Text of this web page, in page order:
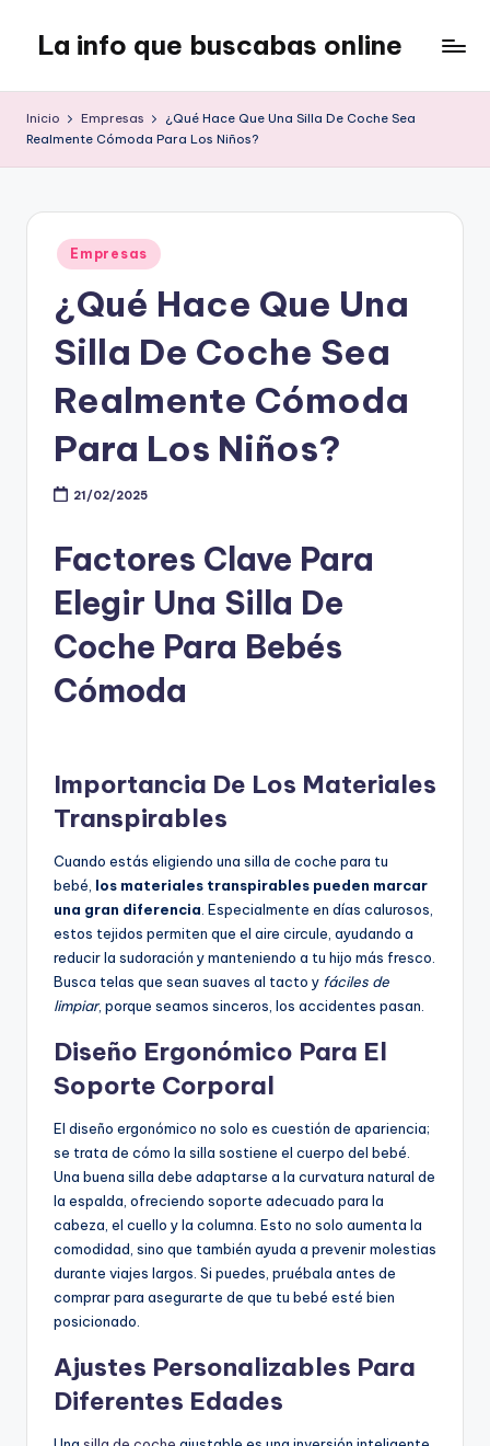
contenido
La info que buscabas online
para
Inicio Empresas
¿Qué Hace Que Una Silla De Coche Sea
Realmente Cómoda Para Los Niños?
Publicado
en
Empresas
¿Qué Hace Que Una
Silla De Coche Sea
Realmente Cómoda
Para Los Niños?
21/02/2025
Factores Clave Para
Elegir Una Silla De
Coche Para Bebés
Cómoda
Importancia De Los Materiales
Transpirables
Cuando estás eligiendo una silla de coche para tu
bebé, los materiales transpirables pueden marcar
una gran diferencia . Especialmente en días calurosos,
estos tejidos permiten que el aire circule, ayudando a
reducir la sudoración y manteniendo a tu hijo más fresco.
Busca telas que sean suaves al tacto y fáciles de
limpiar, porque seamos sinceros, los accidentes pasan.
Diseño Ergonómico Para El
Soporte Corporal
El diseño ergonómico no solo es cuestión de apariencia;
se trata de cómo la silla sostiene el cuerpo del bebé.
Una buena silla debe adaptarse a la curvatura natural de
la espalda, ofreciendo soporte adecuado para la
cabeza, el cuello y la columna. Esto no solo aumenta la
comodidad, sino que también ayuda a prevenir molestias
durante viajes largos. Si puedes, pruébala antes de
comprar para asegurarte de que tu bebé esté bien
posicionado.
Ajustes Personalizables Para
Diferentes Edades